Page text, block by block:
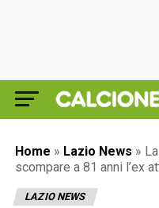
Home » Lazio News »
scompare a 81 anni l’ex
LAZIO NEWS